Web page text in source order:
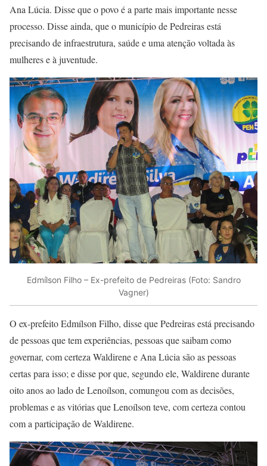
Ana Lúcia. Disse que o povo é a parte mais importante nesse
processo. Disse ainda, que o município de Pedreiras está
precisando de infraestrutura, saúde e uma atenção voltada às
mulheres e à juventude.
Edmílson Filho – Ex-prefeito de Pedreiras (Foto: Sandro
Vagner)
O ex-prefeito Edmílson Filho, disse que Pedreiras está precisando
de pessoas que tem experiências, pessoas que saibam como
governar, com certeza Waldirene e Ana Lúcia são as pessoas
certas para isso; e disse por que, segundo ele, Waldirene durante
oito anos ao lado de Lenoílson, comungou com as decisões,
problemas e as vitórias que Lenoílson teve, com certeza contou
com a participação de Waldirene.